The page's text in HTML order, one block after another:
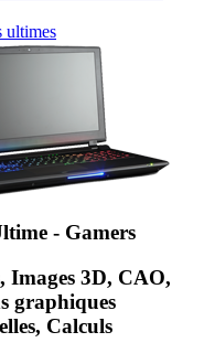
ultimes
- Gamers
Images 3D, CAO,
graphiques
Calculs